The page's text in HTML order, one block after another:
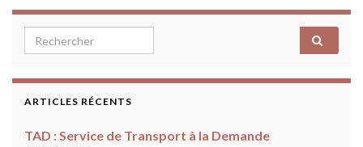
Search for:
ARTICLES RÉCENTS
TAD : Service de Transport à la Demande